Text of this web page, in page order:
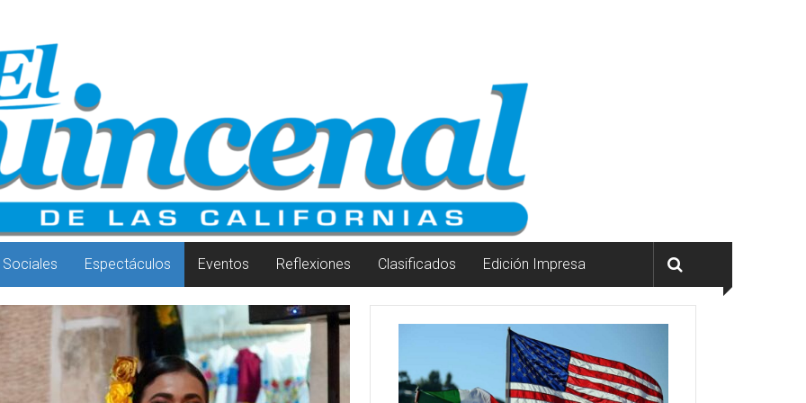
Sociales Espectáculos Eventos Reflexiones Clasificados Edición Impresa